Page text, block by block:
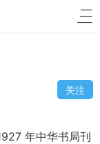
关注
年中华书局刊